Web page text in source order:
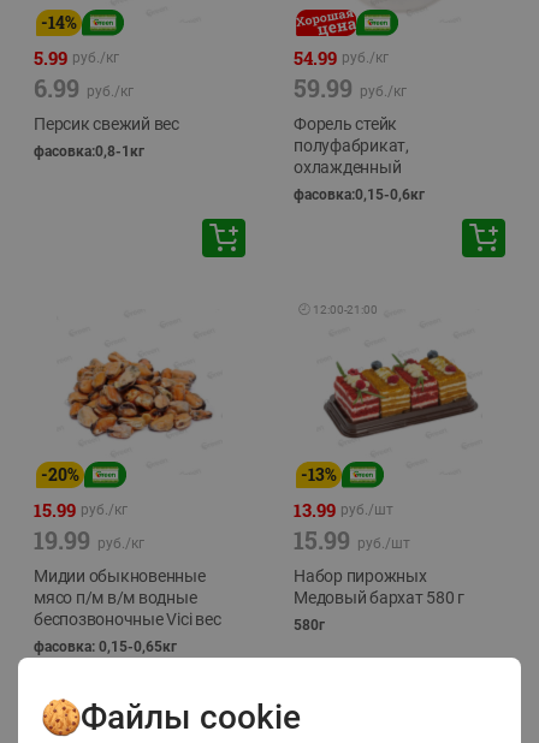
-14%
5.99 руб./кг
6.99 руб./кг
Персик свежий вес
фасовка:0,8-1кг
54.99 руб./кг
59.99 руб./кг
Форель стейк
полуфабрикат,
охлажденный
фасовка:0,15-0,6кг
-20%
15.99 руб./кг
19.99 руб./кг
Мидии обыкновенные
мясо п/м в/м водные
беспозвоночные Vici вес
фасовка: 0,15-0,65кг
🕘 12:00-21:00
-13%
13.99 руб./шт
15.99 руб./шт
Набор пирожных
Медовый бархат 580 г
580г
Файлы cookie